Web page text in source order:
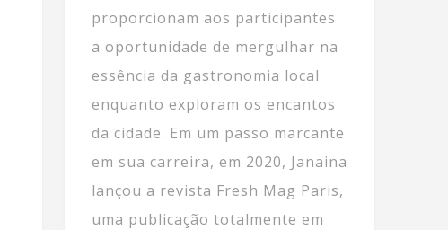
proporcionam aos participantes
a oportunidade de mergulhar na
essência da gastronomia local
enquanto exploram os encantos
da cidade. Em um passo marcante
em sua carreira, em 2020, Janaina
lançou a revista Fresh Mag Paris,
uma publicação totalmente em